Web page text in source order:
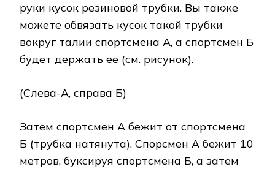
руки кусок резиновой трубки. Вы также
можете обвязать кусок такой трубки
вокруг талии спортсмена А, а спортсмен Б
будет держать ее (см. рисунок).
(Слева-А, справа Б)
Затем спортсмен А бежит от спортсмена
Б (трубка натянута). Спорсмен А бежит 10
метров, буксируя спортсмена Б, а затем